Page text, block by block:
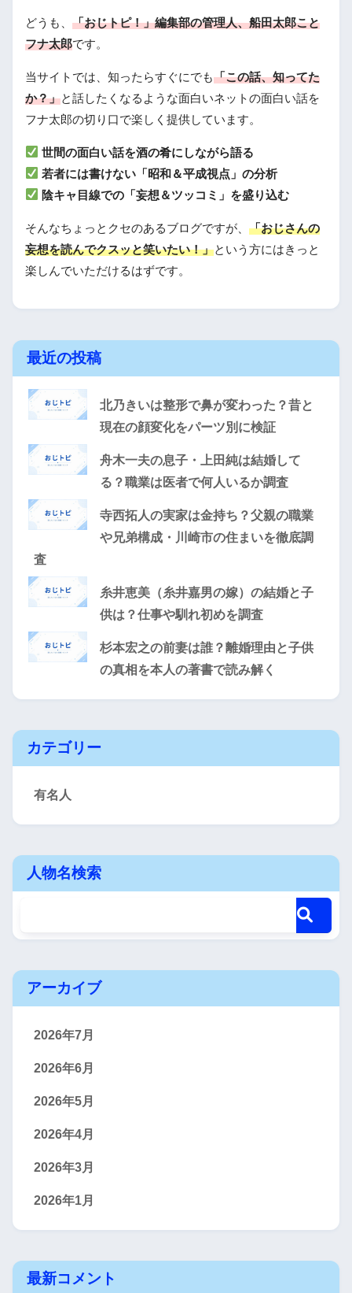
どうも、 「おじトピ！」編集部の管理人、船田太郎こと
フナ太郎です。
当サイトでは、知ったらすぐにでも「この話、知ってた
か？」と話したくなるような面白いネットの面白い話を
フナ太郎の切り口で楽しく提供しています。
世間の面白い話を酒の肴にしながら語る
若者には書けない「昭和＆平成視点」の分析
陰キャ目線での「妄想＆ツッコミ」を盛り込む
そんなちょっとクセのあるブログですが、 「おじさんの
妄想を読んでクスッと笑いたい！」という方にはきっと
楽しんでいただけるはずです。
最近の投稿
北乃きいは整形で鼻が変わった？昔と
現在の顔変化をパーツ別に検証
舟木一夫の息子・上田純は結婚して
る？職業は医者で何人いるか調査
寺西拓人の実家は金持ち？父親の職業
や兄弟構成・川崎市の住まいを徹底調
査
糸井恵美（糸井嘉男の嫁）の結婚と子
供は？仕事や馴れ初めを調査
杉本宏之の前妻は誰？離婚理由と子供
の真相を本人の著書で読み解く
カテゴリー
有名人
人物名検索
アーカイブ
2026年7月
2026年6月
2026年5月
2026年4月
2026年3月
2026年1月
最新コメント